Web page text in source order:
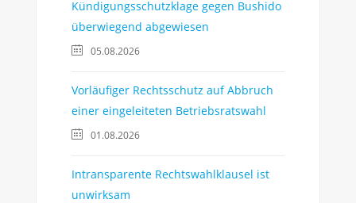
Kündigungsschutzklage gegen Bushido
überwiegend abgewiesen
05.08.2026
Vorläufiger Rechtsschutz auf Abbruch
einer eingeleiteten Betriebsratswahl
01.08.2026
Intransparente Rechtswahlklausel ist
unwirksam